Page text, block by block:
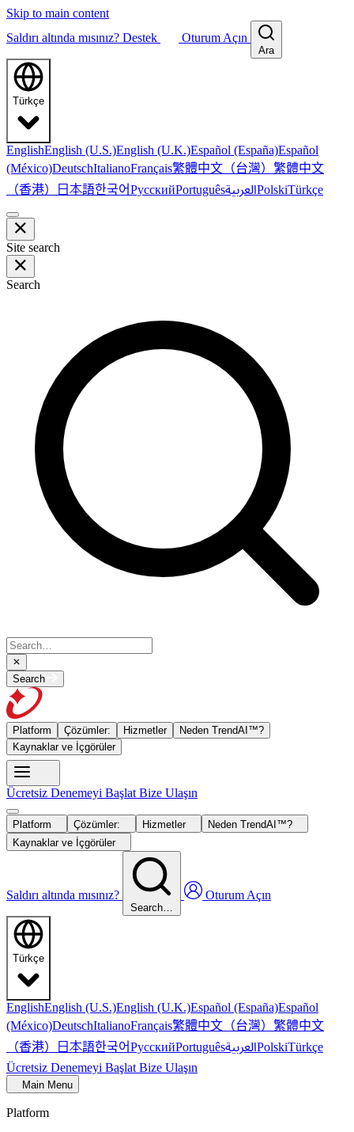
Skip to main content
Saldırı altında mısınız? Destek Oturum Açın
Ara
Türkçe
EnglishEnglish (U.S.)English (U.K.)Español (España)Español
(México)DeutschItalianoFrançais繁體中文（台灣） 繁體中文
（香港） 日本語한국어РусскийPortuguêsالعربيةPolskiTürkçe
Site search
Search
Search
Platform Çözümler: Hizmetler
Neden TrendAI™?
Kaynaklar ve İçgörüler
Ücretsiz Denemeyi Başlat Bize Ulaşın
Platform Çözümler: Hizmetler
Neden TrendAI™?
Kaynaklar ve İçgörüler
Saldırı altında mısınız?
Search…
Oturum Açın
Türkçe
EnglishEnglish (U.S.)English (U.K.)Español (España)Español
(México)DeutschItalianoFrançais繁體中文（台灣） 繁體中文
（香港） 日本語한국어РусскийPortuguêsالعربيةPolskiTürkçe
Ücretsiz Denemeyi Başlat Bize Ulaşın
Main Menu
Platform